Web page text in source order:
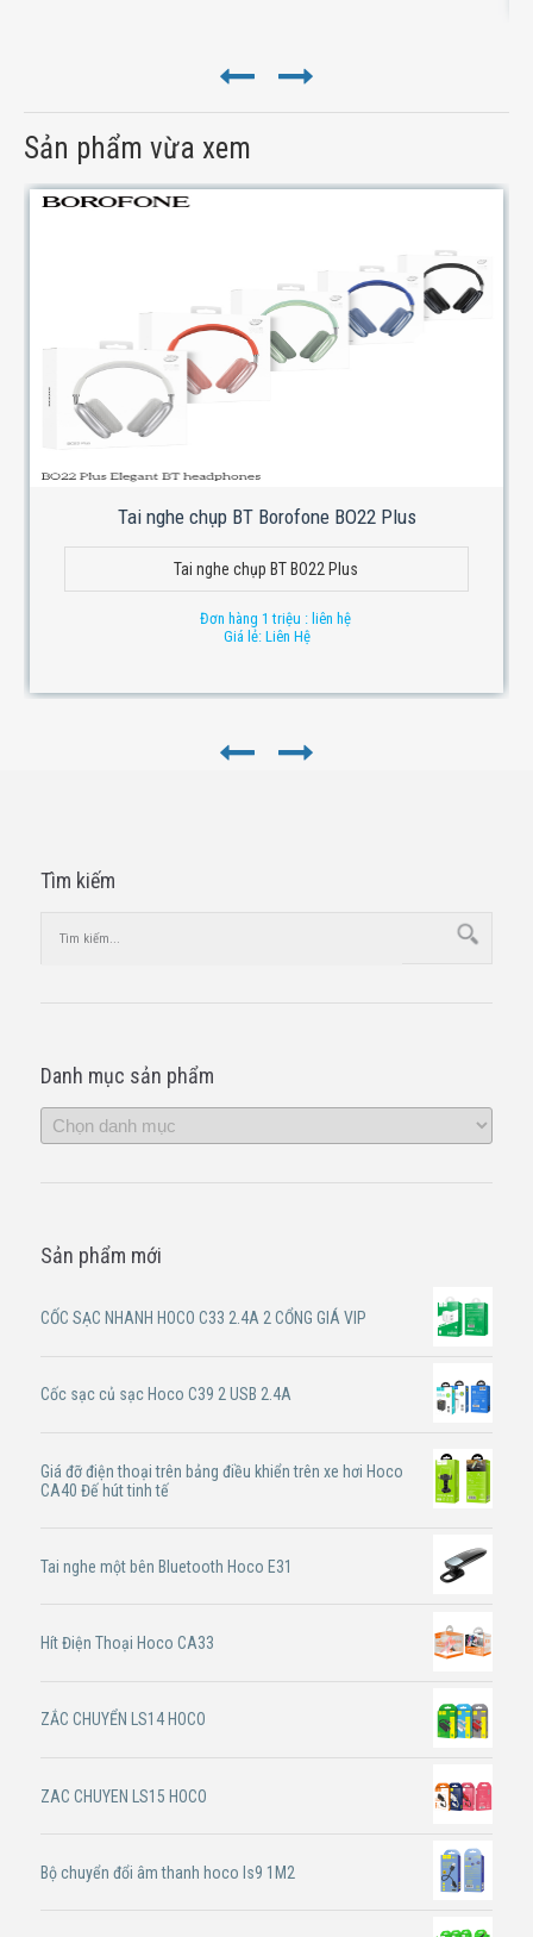
Sản phẩm vừa xem
Tai nghe chụp BT Borofone BO22 Plus
Tai nghe chụp BT BO22 Plus
Đơn hàng 1 triệu : liên hệ
Giá lẻ: Liên Hệ
Tìm kiếm
Danh mục sản phẩm
Sản phẩm mới
CỐC SẠC NHANH HOCO C33 2.4A 2 CỔNG GIÁ VIP
Cốc sạc củ sạc Hoco C39 2 USB 2.4A
Giá đỡ điện thoại trên bảng điều khiển trên xe hơi Hoco
CA40 Đế hút tinh tế
Tai nghe một bên Bluetooth Hoco E31
Hít Điện Thoại Hoco CA33
ZẮC CHUYỂN LS14 HOCO
ZAC CHUYEN LS15 HOCO
Bộ chuyển đổi âm thanh hoco ls9 1M2